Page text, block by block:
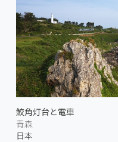
鮫角灯台と電車
青森
日本